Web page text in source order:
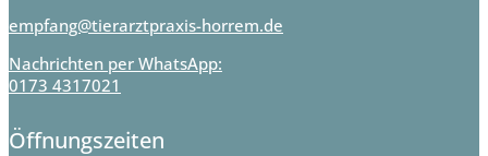
empfang@tierarztpraxis-horrem.de
Nachrichten per WhatsApp:
0173 4317021
Öffnungszeiten